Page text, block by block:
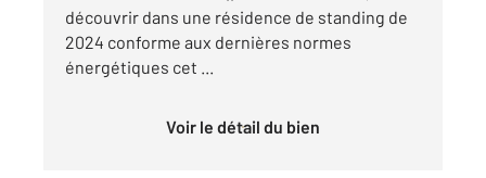
découvrir dans une résidence de standing de
2024 conforme aux dernières normes
énergétiques cet ...
Voir le détail du bien